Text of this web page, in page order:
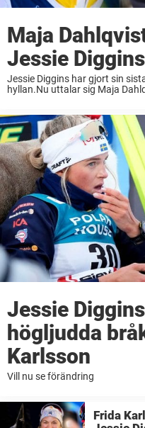
Maja
Jessie
Jessie Diggins har gjort sin
hyllan.Nu uttalar sig Maja
Jessie
högljudda
Karlsson
Vill nu se förändring
Frida